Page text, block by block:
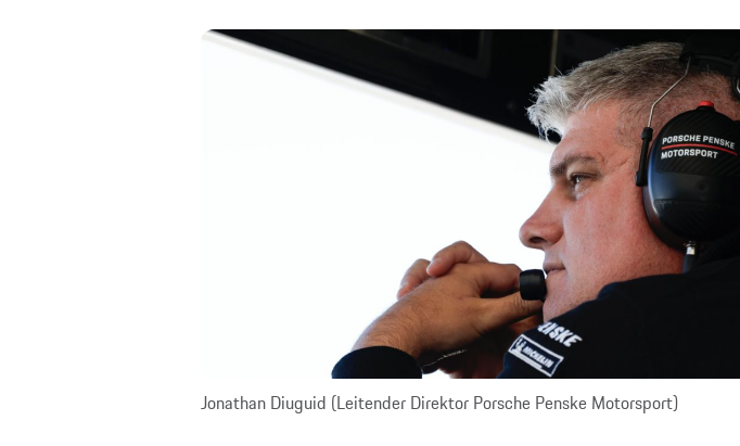
Jonathan Diuguid (Leitender Direktor Porsche Penske Motorsport)